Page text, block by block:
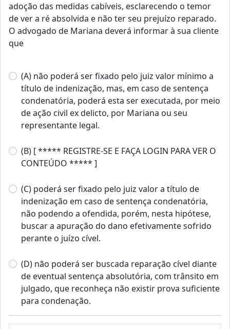
adoção das medidas cabíveis, esclarecendo o temor
de ver a ré absolvida e não ter seu prejuízo reparado.
O advogado de Mariana deverá informar à sua cliente
que
(A) não poderá ser fixado pelo juiz valor mínimo a
título de indenização, mas, em caso de sentença
condenatória, poderá esta ser executada, por meio
de ação civil ex delicto, por Mariana ou seu
representante legal.
(B) [ ***** REGISTRE-SE E FAÇA LOGIN PARA VER O
CONTEÚDO ***** ]
(C) poderá ser fixado pelo juiz valor a título de
indenização em caso de sentença condenatória,
não podendo a ofendida, porém, nesta hipótese,
buscar a apuração do dano efetivamente sofrido
perante o juízo cível.
(D) não poderá ser buscada reparação cível diante
de eventual sentença absolutória, com trânsito em
julgado, que reconheça não existir prova suficiente
para condenação.